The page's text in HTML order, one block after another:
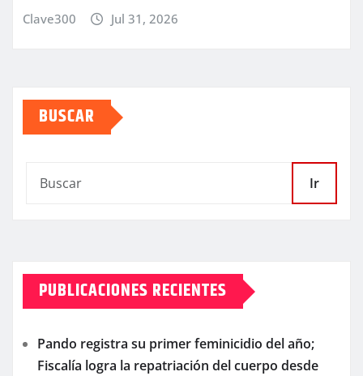
Clave300 Jul 31, 2026
BUSCAR
Ir
PUBLICACIONES RECIENTES
Pando registra su primer feminicidio del año;
Fiscalía logra la repatriación del cuerpo desde